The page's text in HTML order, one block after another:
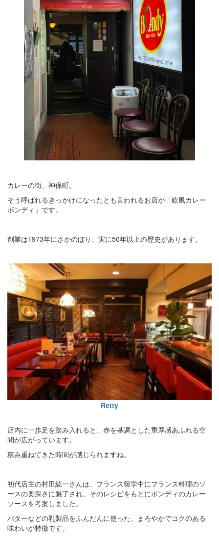
カレーの街、神保町。
そう呼ばれるきっかけになったとも言われるお店が「欧風カレー
ボンディ」です。
創業は1973年にさかのぼり、実に50年以上の歴史があります。
Retty
店内に一歩足を踏み入れると、赤を基調とした重厚感あふれる空
間が広がっています。
積み重ねてきた時間が感じられますね。
初代店主の村田紘一さんは、フランス留学中にフランス料理のソ
ースの奥深さに魅了され、そのレシピをもとにボンディのカレー
ソースを考案しました。
バターなどの乳製品をふんだんに使った、まろやかでコクのある
味わいが特徴です。